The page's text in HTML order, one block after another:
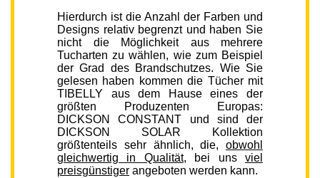
Hierdurch ist die Anzahl der Farben und
Designs relativ begrenzt und haben Sie
nicht die Möglichkeit aus mehrere
Tucharten zu wählen, wie zum Beispiel
der Grad des Brandschutzes. Wie Sie
gelesen haben kommen die Tücher mit
TIBELLY aus dem Hause eines der
größten Produzenten Europas:
DICKSON CONSTANT und sind der
DICKSON SOLAR Kollektion
größtenteils sehr ähnlich, die, obwohl
gleichwertig in Qualität, bei unsviel
preisgünstiger angeboten werden kann.